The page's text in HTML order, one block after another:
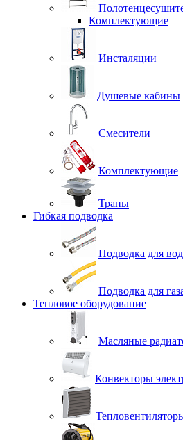
Комплектующие
Инсталяции
Душевые кабины
Смесители
Комплектующие
Трапы
Гибкая подводка
Подводка для
Подводка для
Тепловое оборудование
Масляные
Конвекторы